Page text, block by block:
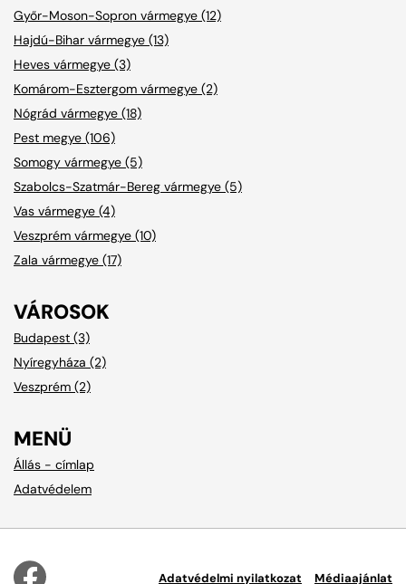
Győr-Moson-Sopron vármegye (12)
Hajdú-Bihar vármegye (13)
Heves vármegye (3)
Komárom-Esztergom vármegye (2)
Nógrád vármegye (18)
Pest megye (106)
Somogy vármegye (5)
Szabolcs-Szatmár-Bereg vármegye (5)
Vas vármegye (4)
Veszprém vármegye (10)
Zala vármegye (17)
VÁROSOK
Budapest (3)
Nyíregyháza (2)
Veszprém (2)
MENÜ
Állás - címlap
Adatvédelem
Adatvédelmi nyilatkozat Médiaajánlat